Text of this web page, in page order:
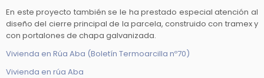
En este proyecto también se le ha prestado especial atención al
diseño del cierre principal de la parcela, construido con tramex y
con portalones de chapa galvanizada.
Vivienda en Rúa Aba (Boletín Termoarcilla nº70)
Vivienda en rúa Aba